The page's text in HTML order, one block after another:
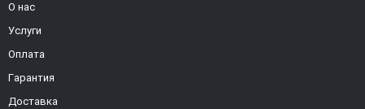
О нас
Услуги
Оплата
Гарантия
Доставка